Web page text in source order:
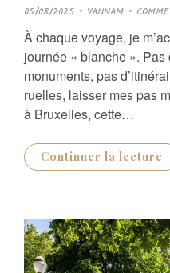
P
O
S
T
E
D
O
N
05/08/2025 VANNAM
À chaque voyage, je
journée « blanche ».
monuments, pas
ruelles, laisser mes pas
à Bruxelles, cette…
Continuer la lecture